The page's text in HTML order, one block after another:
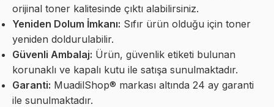
orijinal toner kalitesinde çıktı alabilirsiniz.
Yeniden Dolum İmkanı: Sıfır ürün olduğu için toner
yeniden doldurulabilir.
Güvenli Ambalaj: Ürün, güvenlik etiketi bulunan
korunaklı ve kapalı kutu ile satışa sunulmaktadır.
Garanti: MuadilShop® markası altında 24 ay garanti
ile sunulmaktadır.